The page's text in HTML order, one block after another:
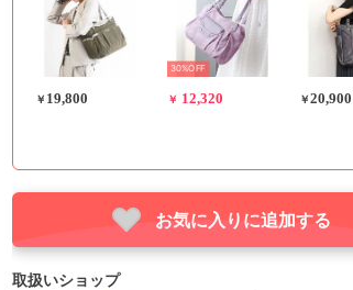
￥ 19,800
30%OFF
￥ 12,320 ￥20,900
お気に入りに追加する
取扱いショップ